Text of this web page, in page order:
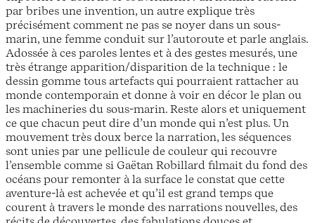
par bribes une invention, un autre explique très
précisément comment ne pas se noyer dans un sous-
marin, une femme conduit sur l’autoroute et parle anglais.
Adossée à ces paroles lentes et à des gestes mesurés, une
très étrange apparition/disparition de la technique : le
dessin gomme tous artefacts qui pourraient rattacher au
monde contemporain et donne à voir en décor le plan ou
les machineries du sous-marin. Reste alors et uniquement
ce que chacun peut dire d’un monde qui n’est plus. Un
mouvement très doux berce la narration, les séquences
sont unies par une pellicule de couleur qui recouvre
l’ensemble comme si Gaëtan Robillard filmait du fond des
océans pour remonter à la surface le constat que cette
aventure-là est achevée et qu’il est grand temps que
courent à travers le monde des narrations nouvelles, des